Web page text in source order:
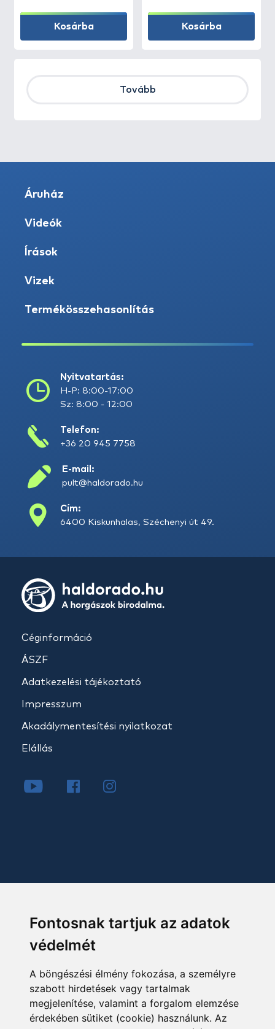
Fontosnak tartjuk az adatok
védelmét
A böngészési élmény fokozása, a személyre
szabott hirdetések vagy tartalmak
megjelenítése, valamint a forgalom elemzése
érdekében sütiket (cookie) használunk. Az
Kosárba Kosárba
Tovább
Áruház
Videók
Írások
Vizek
Termékösszehasonlítás
Nyitvatartás:
H-P: 8:00-17:00
Sz: 8:00 - 12:00
Telefon:
+36 20 945 7758
E-mail:
pult@haldorado.hu
Cím:
6400 Kiskunhalas, Széchenyi út 49.
Céginformáció
ÁSZF
Adatkezelési tájékoztató
Impresszum
Akadálymentesítési nyilatkozat
Elállás